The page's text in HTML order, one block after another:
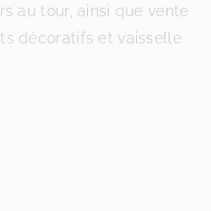
au tour, ainsi que vente
décoratifs et vaisselle